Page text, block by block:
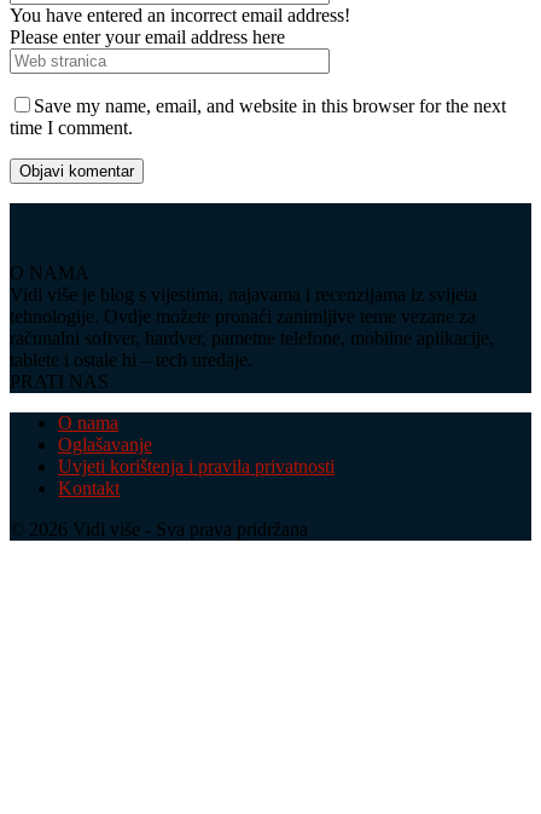
You have entered an incorrect email address!
Please enter your email address here
Save my name, email, and website in this browser for the next
time I comment.
O NAMA
Vidi više je blog s vijestima, najavama i recenzijama iz svijeta
tehnologije. Ovdje možete pronaći zanimljive teme vezane za
računalni softver, hardver, pametne telefone, mobilne aplikacije,
tablete i ostale hi – tech uređaje.
PRATI NAS
O nama
Oglašavanje
Uvjeti korištenja i pravila privatnosti
Kontakt
© 2026 Vidi više - Sva prava pridržana